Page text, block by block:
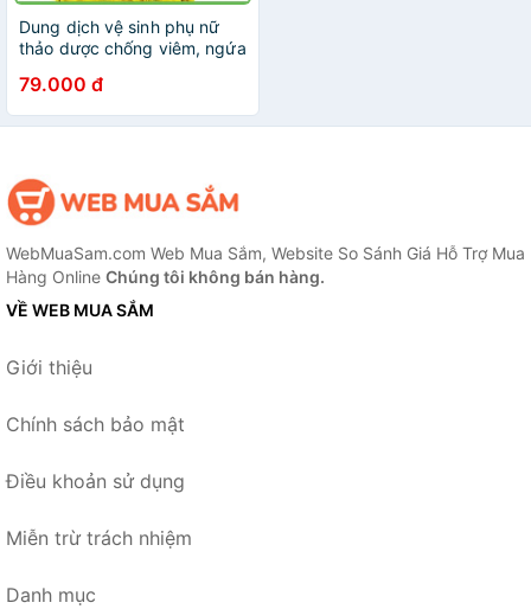
Dung dịch vệ sinh phụ nữ
thảo dược chống viêm, ngứa
79.000 đ
WebMuaSam.com Web Mua Sắm, Website So Sánh Giá Hỗ Trợ Mua
Hàng Online Chúng tôi không bán hàng.
VỀ WEB MUA SẮM
Giới thiệu
Chính sách bảo mật
Điều khoản sử dụng
Miễn trừ trách nhiệm
Danh mục